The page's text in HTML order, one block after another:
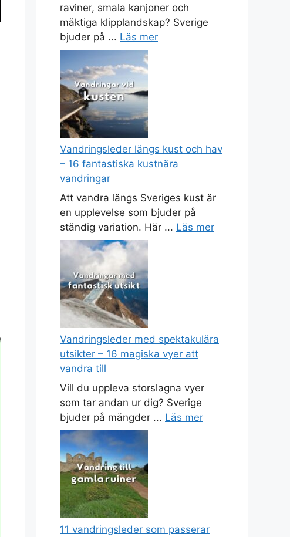
raviner, smala kanjoner och
mäktiga klipplandskap? Sverige
bjuder på ... Läs mer
Vandringsleder längs kust och hav
– 16 fantastiska kustnära
vandringar
Att vandra längs Sveriges kust är
en upplevelse som bjuder på
ständig variation. Här ... Läs mer
Vandringsleder med spektakulära
utsikter – 16 magiska vyer att
vandra till
Vill du uppleva storslagna vyer
som tar andan ur dig? Sverige
bjuder på mängder ... Läs mer
11 vandringsleder som passerar